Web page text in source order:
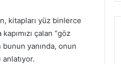
kitapları yüz binlerce
çalan “göz
bunun yanında, onun